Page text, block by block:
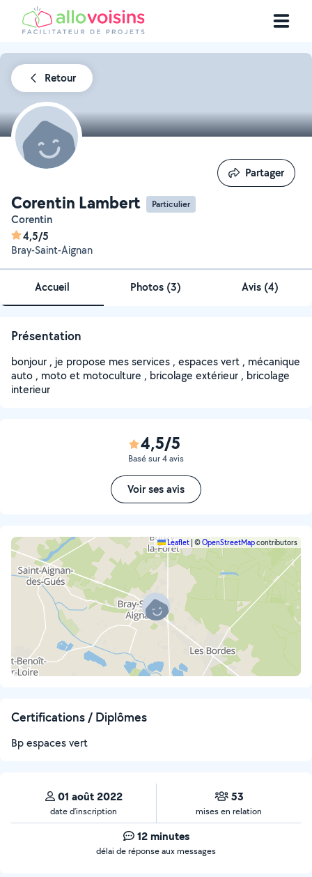
Retour
Corentin Lambert Particulier
Corentin
4,5/5
Bray-Saint-Aignan
Partager
Partager
Accueil Photos (3) Avis (4)
Présentation
bonjour , je propose mes services , espaces vert , mécanique
auto , moto et motoculture , bricolage extérieur , bricolage
interieur
4,5/5
Basé sur 4 avis
Voir ses avis
Leaflet ©OpenStreetMapcontributors
Certifications / Diplômes
Bp espaces vert
01 août 2022
date d’inscription
53
mises en relation
12 minutes
délai de réponse aux messages